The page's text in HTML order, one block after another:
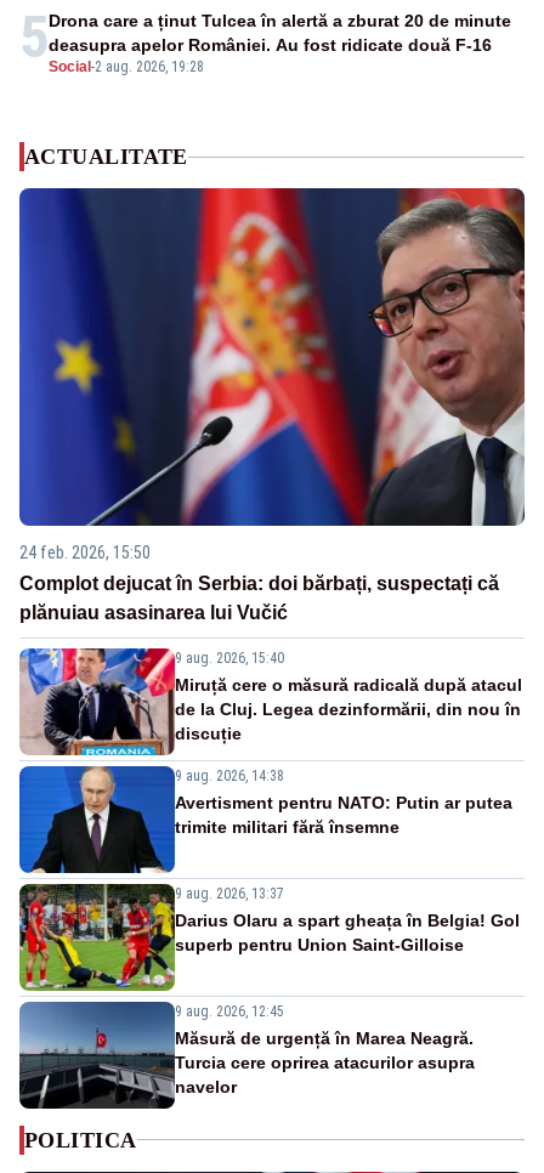
5Social -2 aug. 2026, 19:28
Drona care a ținut Tulcea în alertă a zburat 20 de minute
deasupra apelor României. Au fost ridicate două F-16
ACTUALITATE
24 feb. 2026, 15:50
Complot dejucat în Serbia: doi bărbați, suspectați că
plănuiau asasinarea lui Vučić
9 aug. 2026, 15:40
Miruță cere o măsură radicală după atacul
de la Cluj. Legea dezinformării, din nou în
discuție
9 aug. 2026, 14:38
Avertisment pentru NATO: Putin ar putea
trimite militari fără însemne
9 aug. 2026, 13:37
Darius Olaru a spart gheața în Belgia! Gol
superb pentru Union Saint-Gilloise
9 aug. 2026, 12:45
Măsură de urgență în Marea Neagră.
Turcia cere oprirea atacurilor asupra
navelor
POLITICA